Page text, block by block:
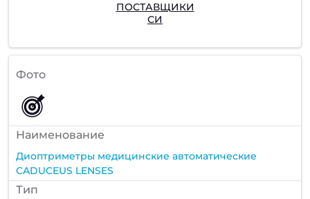
ПОСТАВЩИКИ
СИ
Фото
Наименование
Диоптриметры медицинские автоматические
CADUCEUS LENSES
Тип